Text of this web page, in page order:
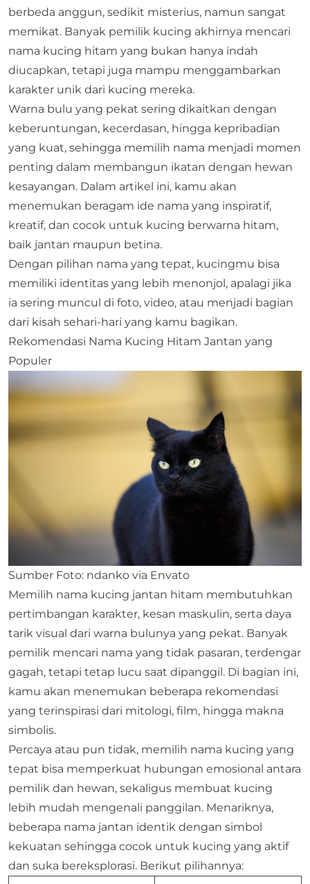
berbeda anggun, sedikit misterius, namun sangat
memikat. Banyak pemilik kucing akhirnya mencari
nama kucing hitam yang bukan hanya indah
diucapkan, tetapi juga mampu menggambarkan
karakter unik dari kucing mereka.
Warna bulu yang pekat sering dikaitkan dengan
keberuntungan, kecerdasan, hingga kepribadian
yang kuat, sehingga memilih nama menjadi momen
penting dalam membangun ikatan dengan hewan
kesayangan. Dalam artikel ini, kamu akan
menemukan beragam ide nama yang inspiratif,
kreatif, dan cocok untuk kucing berwarna hitam,
baik jantan maupun betina.
Dengan pilihan nama yang tepat, kucingmu bisa
memiliki identitas yang lebih menonjol, apalagi jika
ia sering muncul di foto, video, atau menjadi bagian
dari kisah sehari-hari yang kamu bagikan.
Rekomendasi Nama Kucing Hitam Jantan yang
Populer
Sumber Foto: ndanko via Envato
Memilih nama kucing jantan hitam membutuhkan
pertimbangan karakter, kesan maskulin, serta daya
tarik visual dari warna bulunya yang pekat. Banyak
pemilik mencari nama yang tidak pasaran, terdengar
gagah, tetapi tetap lucu saat dipanggil. Di bagian ini,
kamu akan menemukan beberapa rekomendasi
yang terinspirasi dari mitologi, film, hingga makna
simbolis.
Percaya atau pun tidak, memilih nama kucing yang
tepat bisa memperkuat hubungan emosional antara
pemilik dan hewan, sekaligus membuat kucing
lebih mudah mengenali panggilan. Menariknya,
beberapa nama jantan identik dengan simbol
kekuatan sehingga cocok untuk kucing yang aktif
dan suka bereksplorasi. Berikut pilihannya: